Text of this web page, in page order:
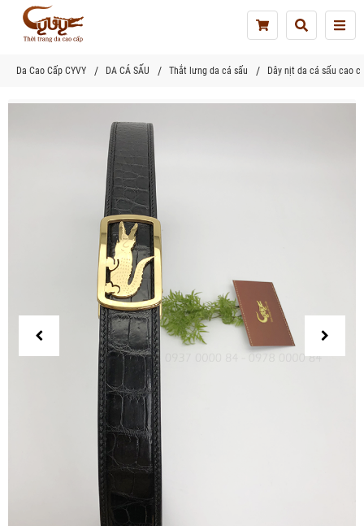
Da Cao Cấp CYVY DA CÁ SẤU Thắt lưng da cá sấu Dây nịt da cá sấu cao